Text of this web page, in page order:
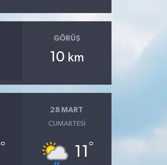
GÖRÜŞ
10 km
°
28 MART
CUMARTESI
11 °